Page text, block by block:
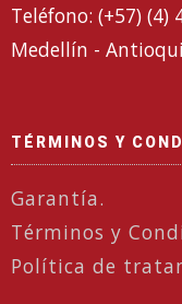
Teléfono: (+57) (4)
Medellín -
TÉRMINOS Y
Garantía.
Términos y
Política de